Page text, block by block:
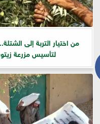
لتأسيس مزرعة